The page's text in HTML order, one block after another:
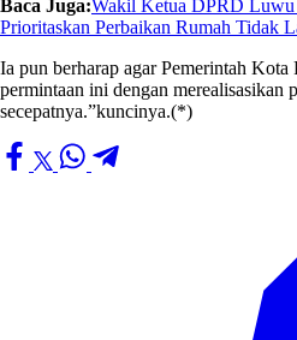
Baca Juga:Wakil Ketua DPRD Luwu
Prioritaskan Perbaikan Rumah Tidak
Ia pun berharap agar Pemerintah
permintaan ini dengan merealisasikan
secepatnya.”kuncinya.(*)